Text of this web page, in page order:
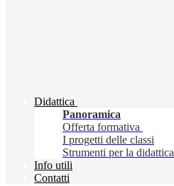
Didattica
Panoramica
Offerta formativa
I progetti delle classi
Strumenti per la didattica
Info utili
Contatti